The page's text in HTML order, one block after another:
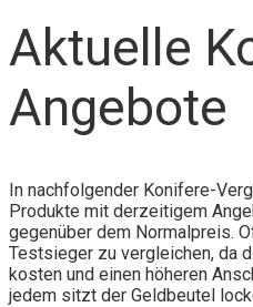
Aktuelle
Angebote
In nachfolgender Konifere-
Produkte mit derzeitigem
gegenüber dem Normalpreis.
Testsieger zu vergleichen, da
kosten und einen höheren
jedem sitzt der Geldbeutel